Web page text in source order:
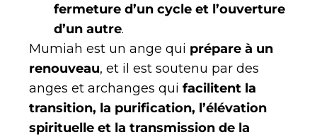
fermeture d’un cycle et l’ouverture
d’un autre.
Mumiah est un ange qui prépare à un
renouveau, et il est soutenu par des
anges et archanges qui facilitent la
transition, la purification, l’élévation
spirituelle et la transmission de la